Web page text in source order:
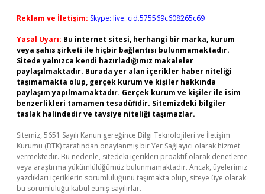
Reklam ve İletişim: Skype: live:.cid.575569c608265c69
Yasal Uyarı: Bu internet sitesi, herhangi bir marka, kurum
veya şahıs şirketi ile hiçbir bağlantısı bulunmamaktadır.
Sitede yalnızca kendi hazırladığımız makaleler
paylaşılmaktadır. Burada yer alan içerikler haber niteliği
taşımamakta olup, gerçek kurum ve kişiler hakkında
paylaşım yapılmamaktadır. Gerçek kurum ve kişiler ile isim
benzerlikleri tamamen tesadüfidir. Sitemizdeki bilgiler
taslak halindedir ve tavsiye niteliği taşımazlar.
Sitemiz, 5651 Sayılı Kanun gereğince Bilgi Teknolojileri ve İletişim
Kurumu (BTK) tarafından onaylanmış bir Yer Sağlayıcı olarak hizmet
vermektedir. Bu nedenle, sitedeki içerikleri proaktif olarak denetleme
veya araştırma yükümlülüğümüz bulunmamaktadır. Ancak, üyelerimiz
yazdıkları içeriklerin sorumluluğunu taşımakta olup, siteye üye olarak
bu sorumluluğu kabul etmiş sayılırlar.